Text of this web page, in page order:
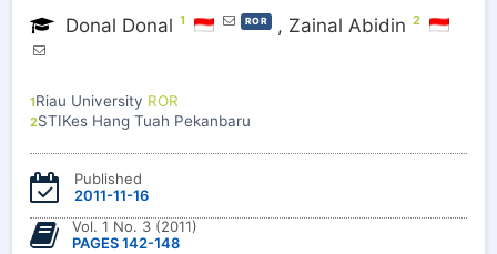
Donal Donal 1 ROR , Zainal Abidin 2
1Riau University ROR
2STIKes Hang Tuah Pekanbaru
Published
2011-11-16
Vol. 1 No. 3 (2011)
PAGES 142-148